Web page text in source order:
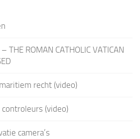
ROMAN CATHOLIC VATICAN
recht (video)
(video)
camera’s